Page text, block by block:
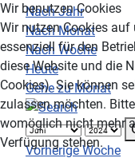
Nach Jahr
Nach Monat
Nach Woche
Heute
Gehe zu Monat
Vorherige Woche
Wir benutzen Cookies
Wir nutzen Cookies auf
essenziell für den
diese Website und die
Cookies). Sie können
zulassen möchten.
womöglich nicht mehr
Verfügung stehen.